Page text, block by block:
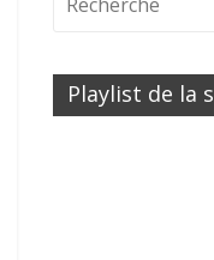
Playlist de la